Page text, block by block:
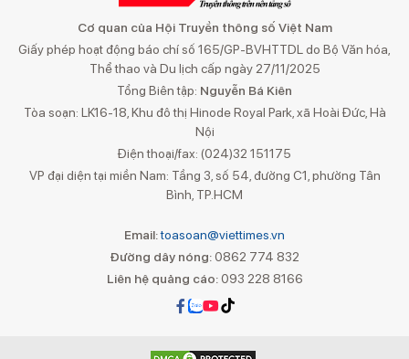
Cơ quan của Hội Truyền thông số Việt Nam
Giấy phép hoạt động báo chí số 165/GP-BVHTTDL do Bộ Văn hóa,
Thể thao và Du lịch cấp ngày 27/11/2025
Tổng Biên tập: Nguyễn Bá Kiên
Tòa soạn: LK16-18, Khu đô thị Hinode Royal Park, xã Hoài Đức, Hà
Nội
Điện thoại/fax: (024)32 151175
VP đại diện tại miền Nam: Tầng 3, số 54, đường C1, phường Tân
Bình, TP.HCM
Email:toasoan@viettimes.vn
Đường dây nóng: 0862 774 832
Liên hệ quảng cáo:093 228 8166